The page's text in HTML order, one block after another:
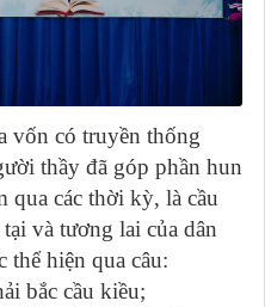
có truyền thống
thầy đã góp phần hun
qua các thời kỳ, là cầu
và tương lai của dân
thể hiện qua câu:
bắc cầu kiều;